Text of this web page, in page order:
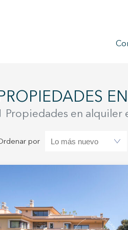
PROPIEDADES
Propiedades en alquiler
por